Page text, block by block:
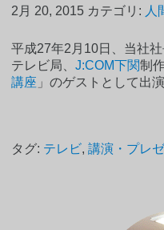
2月 20, 2015 カテゴリ: 人
平成27年2月10日、当社
テレビ局、J:COM下関制
講座 」のゲストとして出
タグ: テレビ,講演・プレ